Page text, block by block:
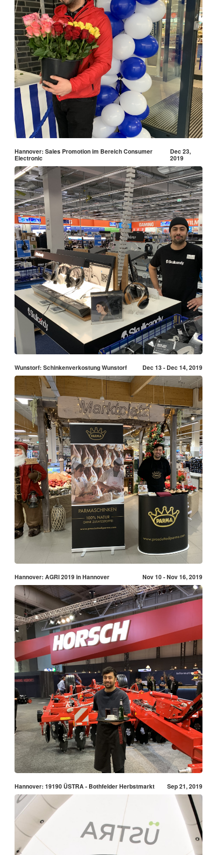
Hannover: Sales Promotion im Bereich Consumer
Electronic
Dec 23,
2019
Wunstorf: Schinkenverkostung Wunstorf Dec 13 - Dec 14, 2019
Hannover: AGRI 2019 in Hannover Nov 10 - Nov 16, 2019
Hannover: 19190 ÜSTRA - Bothfelder Herbstmarkt Sep 21, 2019